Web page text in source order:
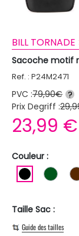
BILL TORNADE
Sacoche motif
Ref. : P24M2471
PVC :79,90€ ?
Prix Degriff :
23,99 €
Couleur :
NOIR VERT
Taille Sac :
Guide des tailles